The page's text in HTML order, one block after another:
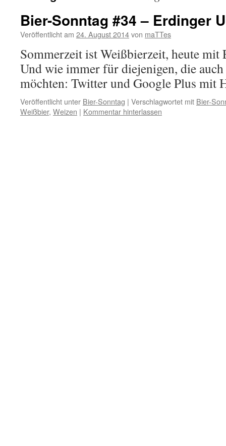
Bier-Sonntag #34 – Erdinger
Veröffentlicht am 24. August 2014von maTTes
Sommerzeit ist Weißbierzeit, heute mit
Und wie immer für diejenigen, die
möchten: Twitter und Google Plus mit
Veröffentlicht unter Bier-Sonntag | Verschlagwortet mit Bier-
Weißbier, Weizen | Kommentar hinterlassen